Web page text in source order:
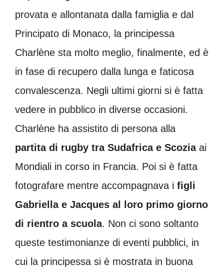
provata e allontanata dalla famiglia e dal
Principato di Monaco, la principessa
Charlène sta molto meglio, finalmente, ed è
in fase di recupero dalla lunga e faticosa
convalescenza. Negli ultimi giorni si è fatta
vedere in pubblico in diverse occasioni.
Charlène ha assistito di persona alla
partita di rugby tra Sudafrica e Scoziaai
Mondiali in corso in Francia. Poi si è fatta
fotografare mentre accompagnava i figli
Gabriella e Jacques al loro primo giorno
di rientro a scuola. Non ci sono soltanto
queste testimonianze di eventi pubblici, in
cui la principessa si è mostrata in buona